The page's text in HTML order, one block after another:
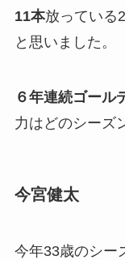
11本放っている
と思いました。
６年連続ゴール
力はどのシーズ
今宮健太
今年33歳のシー